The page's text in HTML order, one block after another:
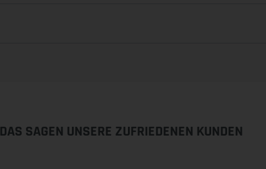
DAS SAGEN UNSERE ZUFRIEDENEN KUNDEN